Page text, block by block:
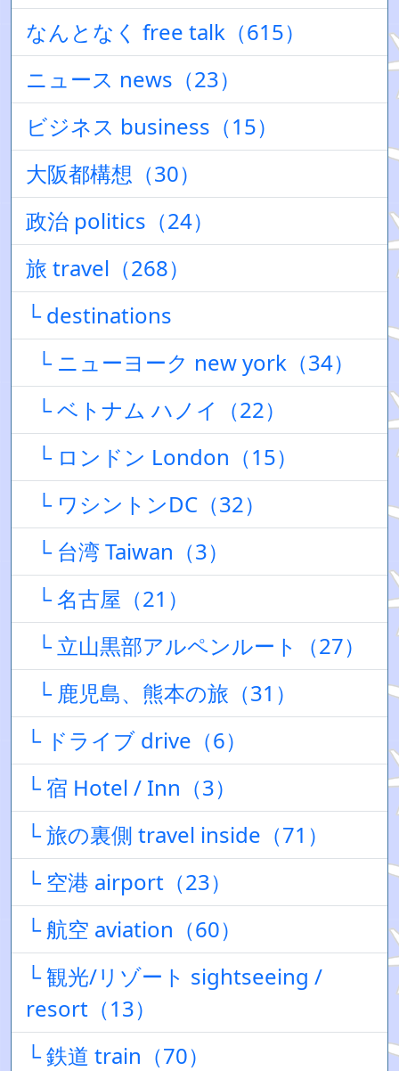
なんとなく free talk（615）
ニュース news（23）
ビジネス business（15）
大阪都構想（30）
政治 politics（24）
旅 travel（268）
└ destinations
└ ニューヨーク new york（34）
└ ベトナム ハノイ（22）
└ ロンドン London（15）
└ ワシントンDC（32）
└ 台湾 Taiwan（3）
└ 名古屋（21）
└ 立山黒部アルペンルート（27）
└ 鹿児島、熊本の旅（31）
└ ドライブ drive（6）
└ 宿 Hotel / Inn（3）
└ 旅の裏側 travel inside（71）
└ 空港 airport（23）
└ 航空 aviation（60）
└ 観光/リゾート sightseeing /
resort（13）
└ 鉄道 train（70）